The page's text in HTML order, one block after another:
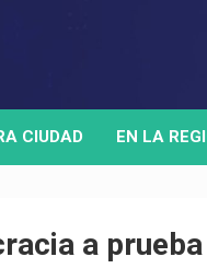
digital
CIUDAD EN LA
a prueba